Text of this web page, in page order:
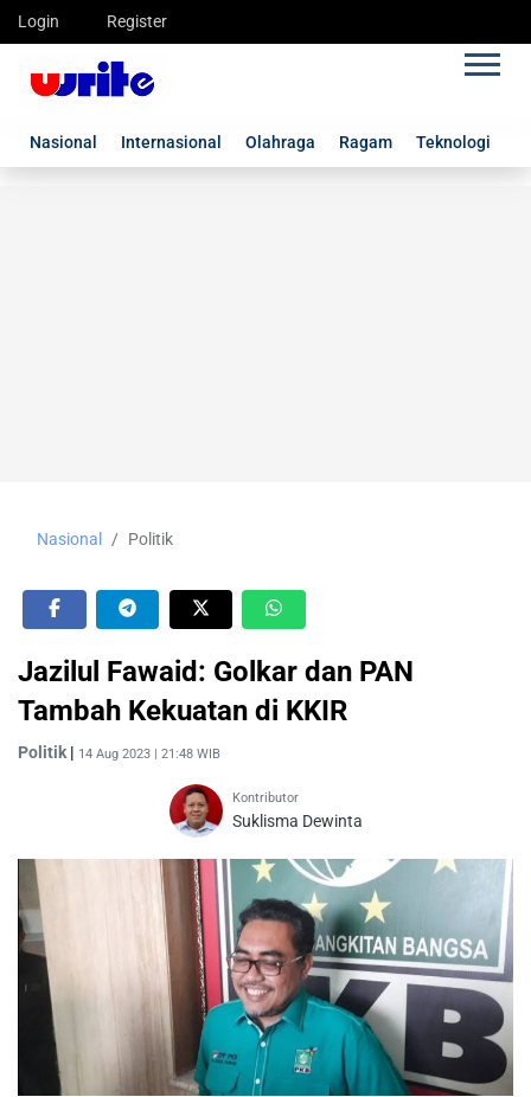
Login Register
Nasional Internasional Olahraga Ragam Teknologi
Nasional Politik
Jazilul Fawaid: Golkar dan PAN
Tambah Kekuatan di KKIR
Politik | 14 Aug 2023 | 21:48 WIB
Kontributor
Suklisma Dewinta